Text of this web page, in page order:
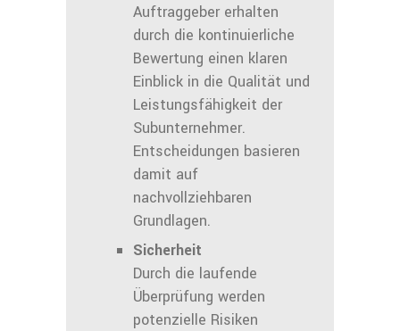
Auftraggeber erhalten
durch die kontinuierliche
Bewertung einen klaren
Einblick in die Qualität und
Leistungsfähigkeit der
Subunternehmer.
Entscheidungen basieren
damit auf
nachvollziehbaren
Grundlagen.
Sicherheit
Durch die laufende
Überprüfung werden
potenzielle Risiken